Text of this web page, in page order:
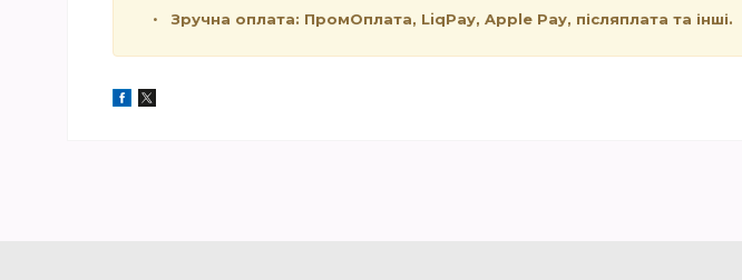
Зручна оплата: ПромОплата, LiqPay, Apple Pay, післяплата та інші.